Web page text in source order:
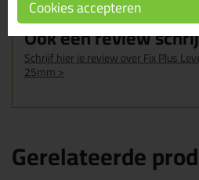
Ook een review
Schrijf hier je review over Fix Plus
25mm >
Gerelateerde
Cookies accepteren